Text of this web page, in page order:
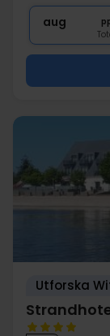
∞ Gratis
aug
Utforska